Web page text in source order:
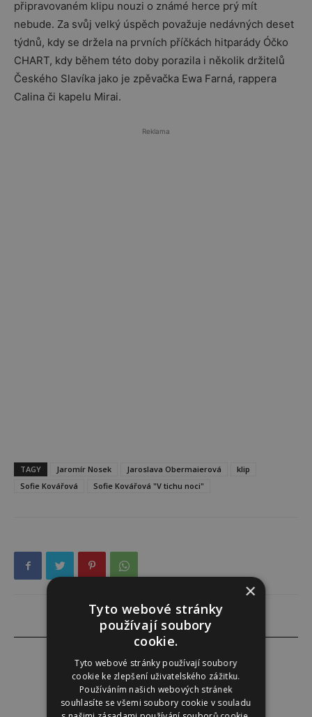
připravovaném klipu nouzi o známé herce prý mít
nebude. Za svůj velký úspěch považuje nedávných deset
týdnů, kdy se držela na prvních příčkách hitparády Óčko
CHART, kdy během této doby porazila i několik držitelů
Českého Slavíka jako je zpěvačka Ewa Farná, rappera
Calina či kapelu Mirai.
Reklama
TAGY Jaromír Nosek Jaroslava Obermaierová
klip
Sofie Kovářová
Sofie Kovářová "V tichu noci"
Instinkt
×
Tyto webové stránky
používají soubory
cookie.
Tyto webové stránky používají soubory
cookie ke zlepšení uživatelského zážitku.
Používáním našich webových stránek
souhlasíte se všemi soubory cookie v souladu